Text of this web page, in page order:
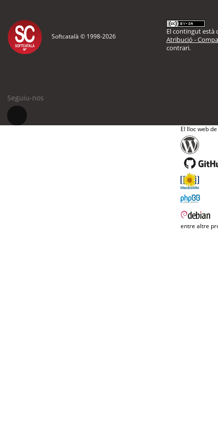
Softcatalà © 1998-2026
El contingut està
Atribució -
contrari.
Seguiu-nos
El lloc web
entre altre